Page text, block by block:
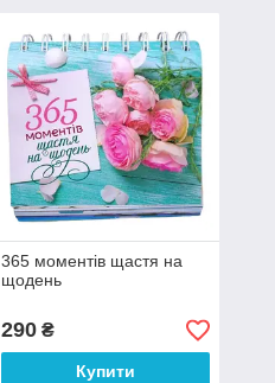
365 моментів щастя на
щодень
290₴
Купити